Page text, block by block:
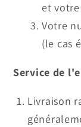
et
Votre
(le cas
Service de
Livraison